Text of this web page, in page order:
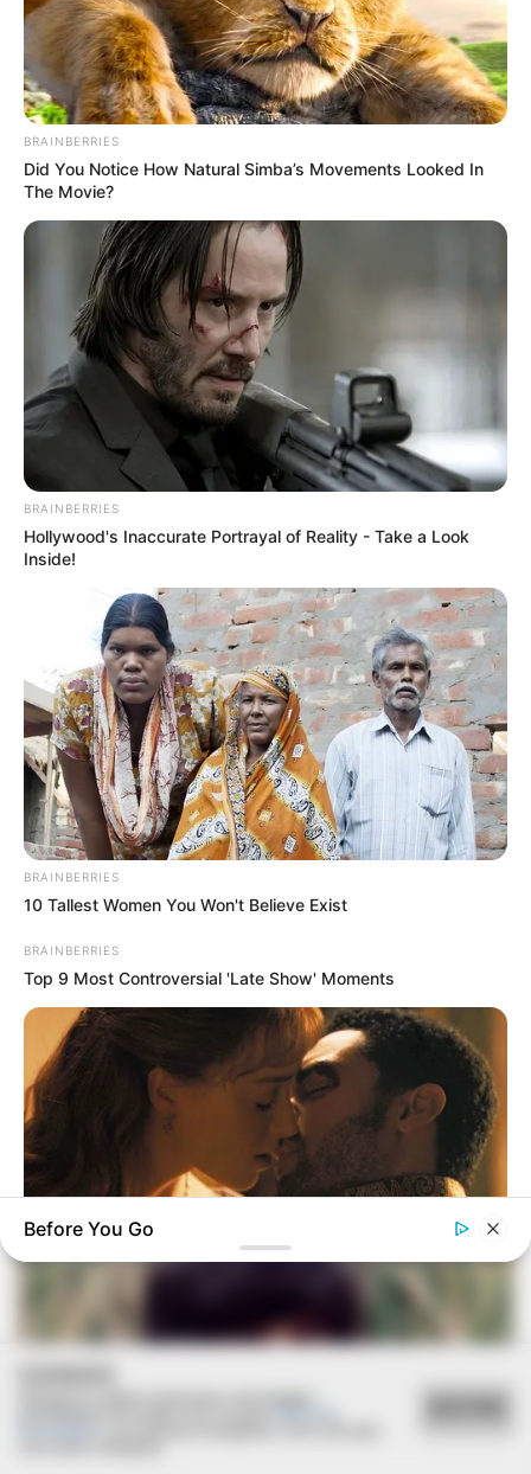
BRAINBERRIES
Did You Notice How Natural Simba’s Movements Looked In
The Movie?
BRAINBERRIES
Hollywood's Inaccurate Portrayal of Reality - Take a Look
Inside!
BRAINBERRIES
10 Tallest Women You Won't Believe Exist
BRAINBERRIES
Top 9 Most Controversial 'Late Show' Moments
To Steamy To Stream? Not For The Bridgertons! 9 Must-See
Scenes
Before You Go